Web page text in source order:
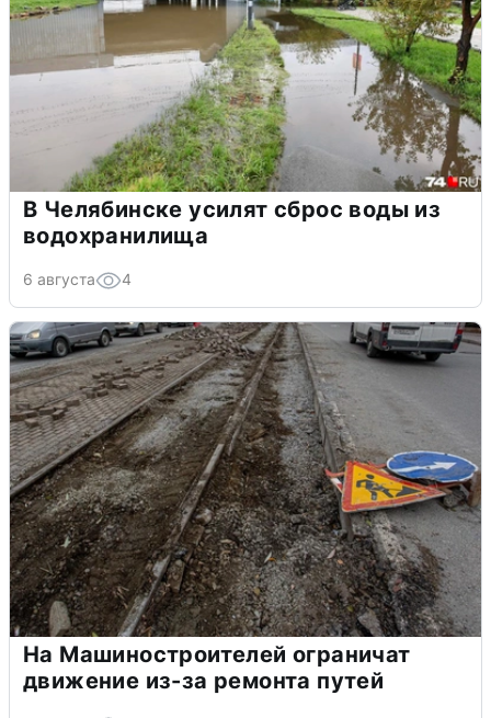
В Челябинске усилят сброс воды из
водохранилища
6 августа 4
На Машиностроителей ограничат
движение из-за ремонта путей